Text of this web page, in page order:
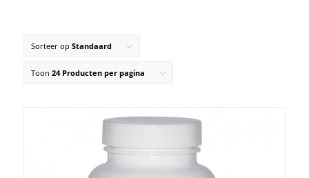
Sorteer op Standaard
Toon 24 Producten per pagina